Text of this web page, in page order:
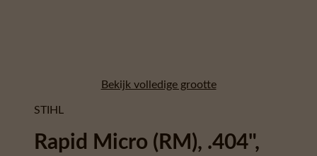
Bekijk volledige grootte
STIHL
Rapid Micro (RM), .404",